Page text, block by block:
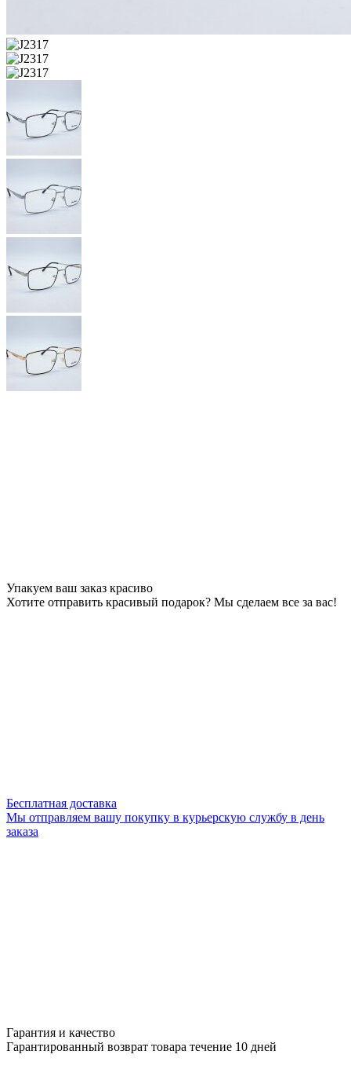
Упакуем ваш заказ красиво
Хотите отправить красивый подарок? Мы сделаем все за вас!
Бесплатная доставка
Мы отправляем вашу покупку в курьерскую службу в день
заказа
Гарантия и качество
Гарантированный возврат товара течение 10 дней